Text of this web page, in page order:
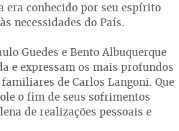
era conhecido por seu espírito
necessidades do País.
Guedes e Bento Albuquerque
e expressam os mais profundos
de Carlos Langoni. Que
o fim de seus sofrimentos
de realizações pessoais e